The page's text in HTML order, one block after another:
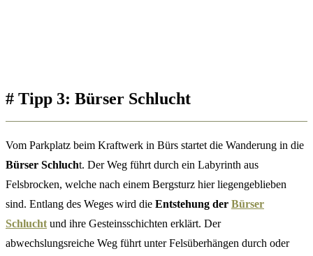
# Tipp 3: Bürser Schlucht
Vom Parkplatz beim Kraftwerk in Bürs startet die Wanderung in die
Bürser Schlucht. Der Weg führt durch ein Labyrinth aus
Felsbrocken, welche nach einem Bergsturz hier liegengeblieben
sind. Entlang des Weges wird die Entstehung der Bürser
Schlucht und ihre Gesteinsschichten erklärt. Der
abwechslungsreiche Weg führt unter Felsüberhängen durch oder